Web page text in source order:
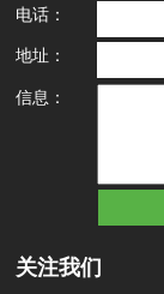
电话：
地址：
信息：
关注我们